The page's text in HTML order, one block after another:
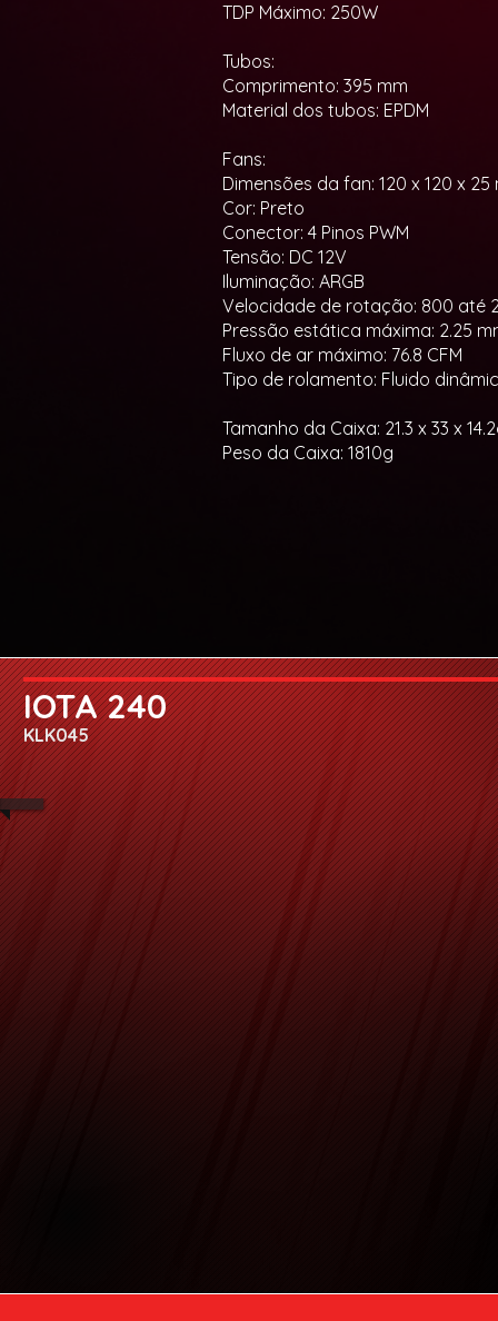
TDP Máximo: 250W
Tubos:
Comprimento: 395 mm
Material dos tubos: EPDM
Fans:
Dimensões da fan: 120 x 120 x 25
Cor: Preto
Conector: 4 Pinos PWM
Tensão: DC 12V
Iluminação: ARGB
Velocidade de rotação: 800 até
Pressão estática máxima: 2.25
Fluxo de ar máximo: 76.8 CFM
Tipo de rolamento: Fluido
Tamanho da Caixa: 21.3 x 33 x
Peso da Caixa: 1810g
IOTA 240
KLK045